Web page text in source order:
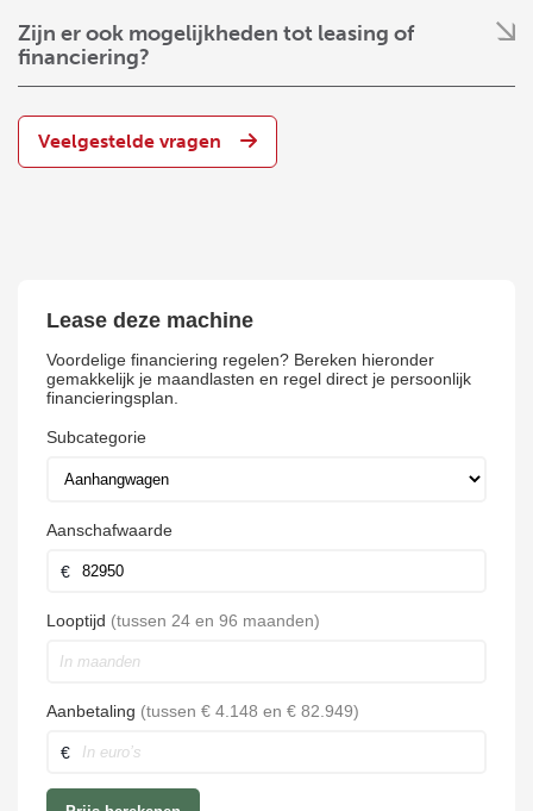
Zijn er ook mogelijkheden tot leasing of
financiering?
Veelgestelde vragen